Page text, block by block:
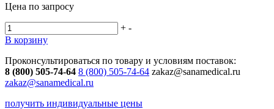
Цена по запросу
+ -
В корзину
Проконсультироваться по товару и условиям поставок:
8 (800) 505-74-64 8 (800) 505-74-64 zakaz@sanamedical.ru
zakaz@sanamedical.ru
получить индивидуальные цены